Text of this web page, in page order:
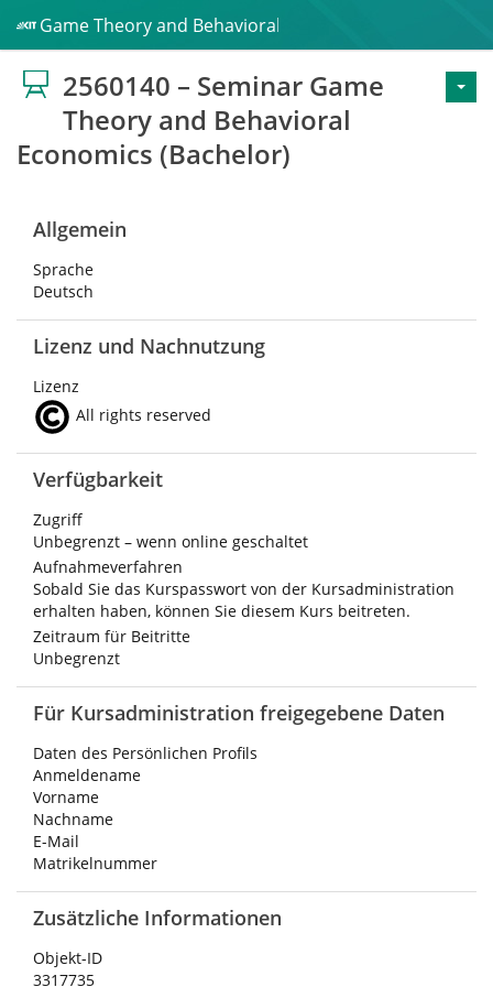
Game Theory and Behavioral Economics (Bachelor)
2560140 – Seminar Game
Theory and Behavioral
Economics (Bachelor)
Allgemein
Sprache
Deutsch
Lizenz und Nachnutzung
Lizenz
All rights reserved
Verfügbarkeit
Zugriff
Unbegrenzt – wenn online geschaltet
Aufnahmeverfahren
Sobald Sie das Kurspasswort von der Kursadministration
erhalten haben, können Sie diesem Kurs beitreten.
Zeitraum für Beitritte
Unbegrenzt
Für Kursadministration freigegebene Daten
Daten des Persönlichen Profils
Anmeldename
Vorname
Nachname
E-Mail
Matrikelnummer
Zusätzliche Informationen
Objekt-ID
3317735